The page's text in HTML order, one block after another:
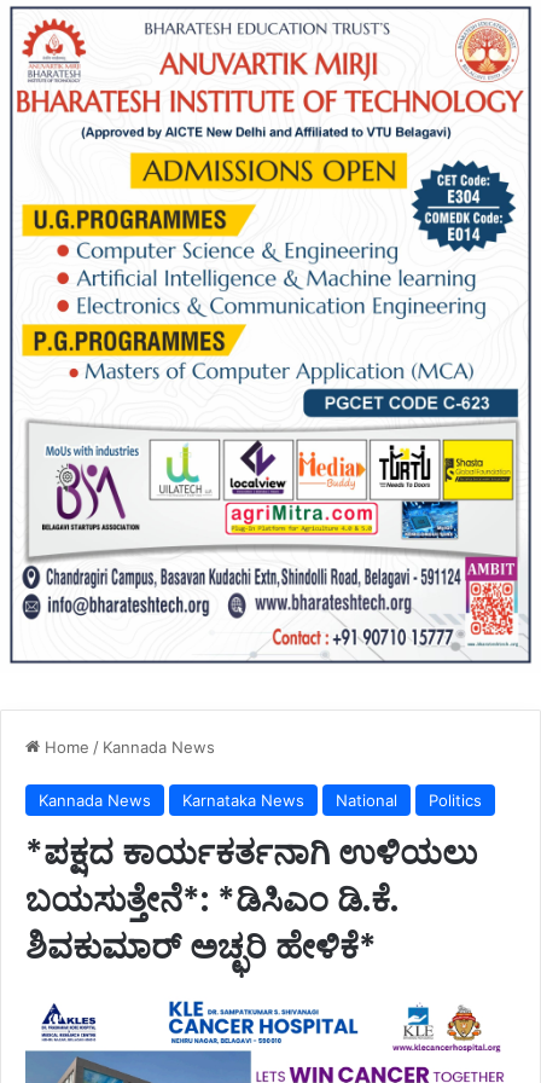
Home / Kannada News
Kannada News Karnataka News National Politics
*ಪಕ್ಷದ ಕಾರ್ಯಕರ್ತನಾಗಿ ಉಳಿಯಲು
ಬಯಸುತ್ತೇನೆ*: *ಡಿಸಿಎಂ ಡಿ.ಕೆ.
ಶಿವಕುಮಾರ್ ಅಚ್ಛರಿ ಹೇಳಿಕೆ*